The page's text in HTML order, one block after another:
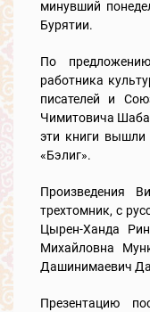
минувший
Бурятии.
По предложению
работника
писателей и
Чимитовича
эти книги вышли
«Бэлиг».
Произведения
трехтомник, с
Цырен-Ханда
Михайловна
Дашинимаевич
Презентацию